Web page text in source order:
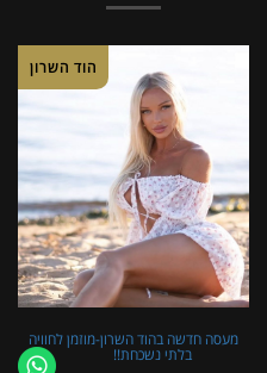
הוד השרון
מעסה חדשה בהוד השרון-מוזמן לחוויה
בלתי נשכחת!!